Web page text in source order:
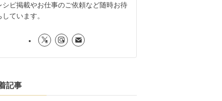
シピ掲載やお仕事のご依頼など随時お待
しています。
記事